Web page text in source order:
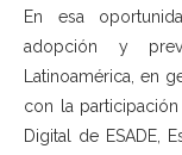
En esa
adopción y
Latinoamérica, en
con la
Digital de ESADE,